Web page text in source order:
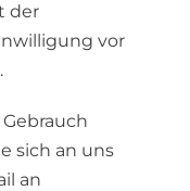
der
vor
sich an uns
an